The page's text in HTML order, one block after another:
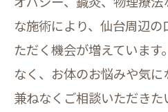
な施術により、仙台周辺
ただく機会が増えています
なく、お体のお悩みや気
兼ねなくご相談いただき